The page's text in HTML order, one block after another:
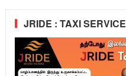
JRIDE : TAXI SERVICE